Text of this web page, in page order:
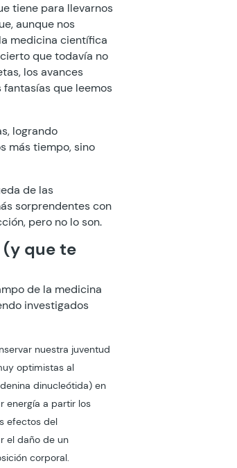
tiene para llevarnos
aunque nos
medicina científica
que todavía no
los avances
que leemos
logrando
más tiempo, sino
de las
sorprendentes con
pero no lo son.
que te
de la medicina
investigados
nuestra juventud
optimistas al
dinucleótida) en
energía a partir los
efectos del
el daño de un
corporal.